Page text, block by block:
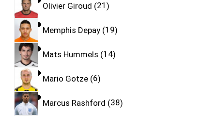
Olivier Giroud 21
Memphis Depay 19
Mats Hummels 14
Mario Gotze 6
Marcus Rashford 38